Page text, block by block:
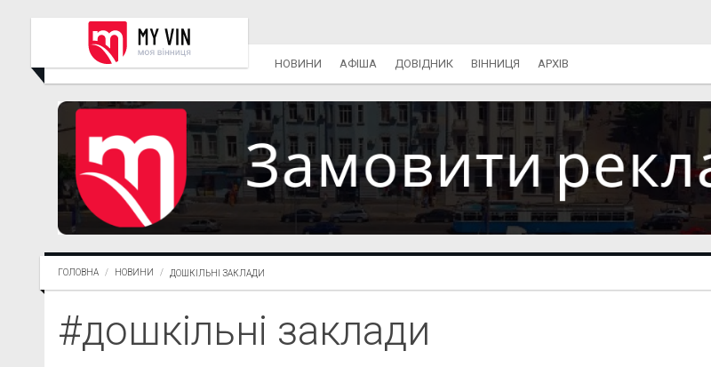
НОВИНИ АФІША ДОВІДНИК ВІННИЦЯ АРХІВ
ГОЛОВНА НОВИНИ ДОШКІЛЬНІ ЗАКЛАДИ
#дошкільні заклади